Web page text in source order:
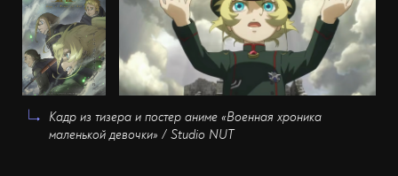
Кадр из тизера и постер аниме «Военная хроника
маленькой девочки» / Studio NUT